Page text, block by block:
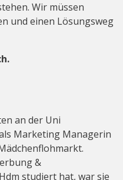
Wir müssen
und einen Lösungsweg
an der Uni
Marketing Managerin
&
studiert hat, war sie